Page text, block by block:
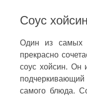
Соус хойсин
Один из самых
прекрасно
соус хойсин. Он
самого блюда.